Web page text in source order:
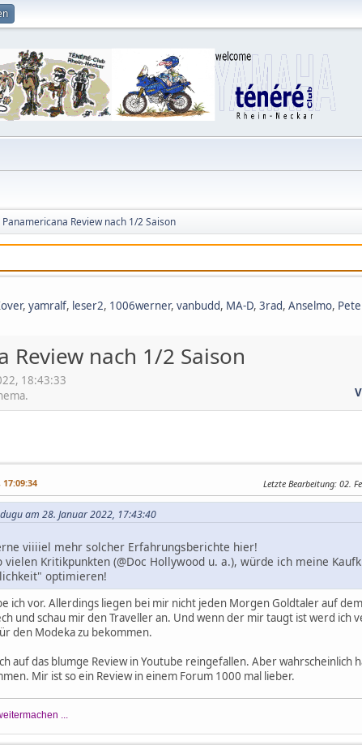
Review nach 1/2 Saison
, yamralf, leser2, 1006werner, vanbudd, MA-D, 3rad, Anselmo,
nach 1/2 Saison
18:43:33
Letzte Bearbeitung: 02.
am 28. Januar 2022, 17:43:40
viiiiel mehr solcher Erfahrungsberichte hier!
vielen Kritikpunkten (@Doc Hollywood u. a.), würde ich meine
optimieren!
ich vor. Allerdings liegen bei mir nicht jeden Morgen Goldtaler auf
und schau mir den Traveller an. Und wenn der mir taugt ist werd ich
den Modeka zu bekommen.
auf das blumge Review in Youtube reingefallen. Aber wahrscheinlich
Mir ist so ein Review in einem Forum 1000 mal lieber.
...